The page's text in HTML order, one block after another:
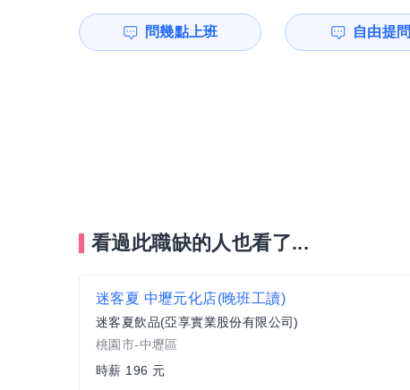
問幾點上班 自由提
看過此職缺的人也看了...
迷客夏 中壢元化店(晚班工讀)
迷客夏飲品(亞享實業股份有限公司)
桃園市-中壢區
時薪 196 元